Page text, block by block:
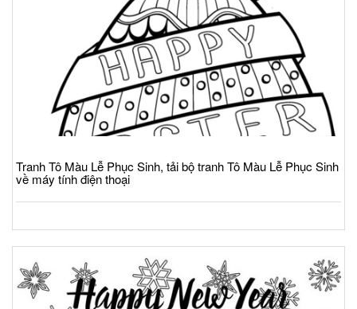
Tranh Tô Màu Lễ Phục Sinh, tải bộ tranh Tô Màu Lễ Phục Sinh
về máy tính điện thoại